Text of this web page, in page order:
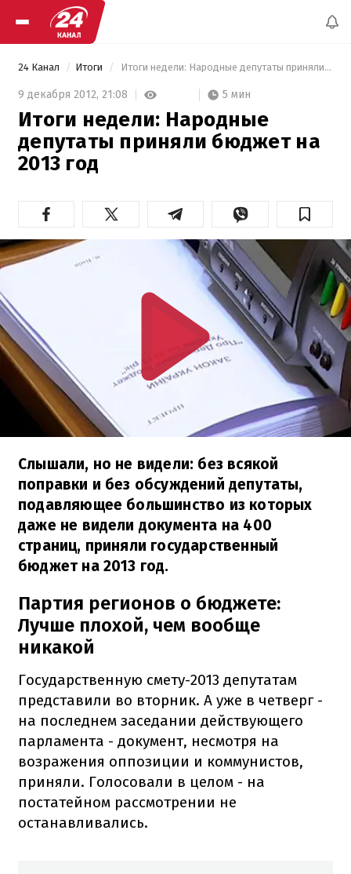
24 Канал Итоги Итоги недели: Народные депутаты приняли бюджет на 2013 год
9 декабря 2012, 21:08 5 мин
Итоги недели: Народные
депутаты приняли бюджет на
2013 год
Слышали, но не видели: без всякой
поправки и без обсуждений депутаты,
подавляющее большинство из которых
даже не видели документа на 400
страниц, приняли государственный
бюджет на 2013 год.
Партия регионов о бюджете:
Лучше плохой, чем вообще
никакой
Государственную смету-2013 депутатам
представили во вторник. А уже в четверг -
на последнем заседании действующего
парламента - документ, несмотря на
возражения оппозиции и коммунистов,
приняли. Голосовали в целом - на
постатейном рассмотрении не
останавливались.